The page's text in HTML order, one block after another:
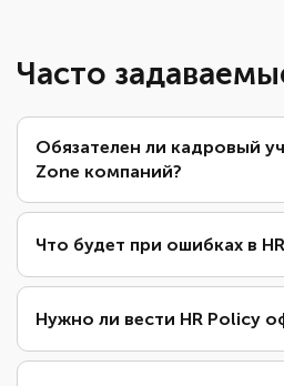
Часто
Обязателен ли кадровый
Zone компаний?
Что будет при ошибках в
Нужно ли вести HR Policy